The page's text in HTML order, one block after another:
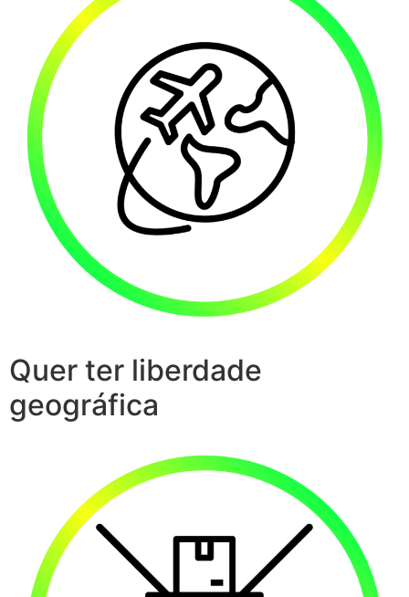
Quer ter liberdade
geográfica